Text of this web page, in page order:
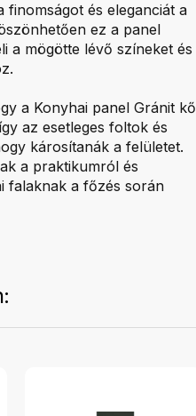
finomságot és eleganciát a
ez a panel
a mögötte lévő színeket és
a Konyhai panel Gránit kő
az esetleges foltok és
károsítanák a felületet.
a praktikumról és
falaknak a főzés során